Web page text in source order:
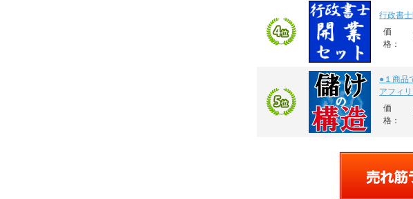
行政書
価
格：
●１商品
アフィリ
価
格：